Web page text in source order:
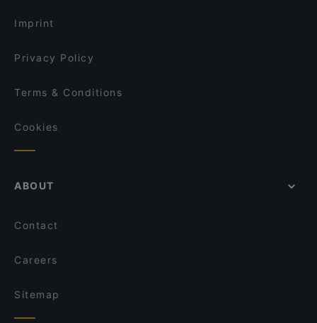
Imprint
Privacy Policy
Terms & Conditions
Cookies
ABOUT
Contact
Careers
Sitemap